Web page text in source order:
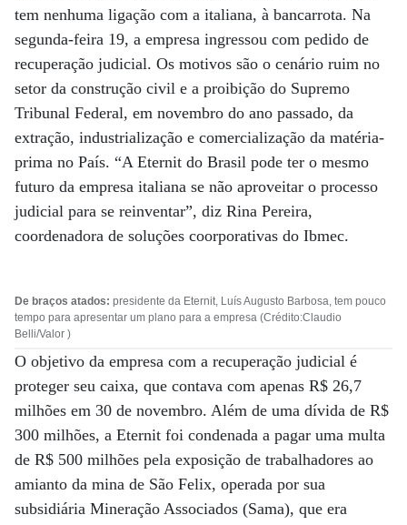
tem nenhuma ligação com a italiana, à bancarrota. Na
segunda-feira 19, a empresa ingressou com pedido de
recuperação judicial. Os motivos são o cenário ruim no
setor da construção civil e a proibição do Supremo
Tribunal Federal, em novembro do ano passado, da
extração, industrialização e comercialização da matéria-
prima no País. “A Eternit do Brasil pode ter o mesmo
futuro da empresa italiana se não aproveitar o processo
judicial para se reinventar”, diz Rina Pereira,
coordenadora de soluções coorporativas do Ibmec.
De braços atados: presidente da Eternit, Luís Augusto Barbosa, tem pouco
tempo para apresentar um plano para a empresa (Crédito:Claudio
Belli/Valor )
O objetivo da empresa com a recuperação judicial é
proteger seu caixa, que contava com apenas R$ 26,7
milhões em 30 de novembro. Além de uma dívida de R$
300 milhões, a Eternit foi condenada a pagar uma multa
de R$ 500 milhões pela exposição de trabalhadores ao
amianto da mina de São Felix, operada por sua
subsidiária Mineração Associados (Sama), que era